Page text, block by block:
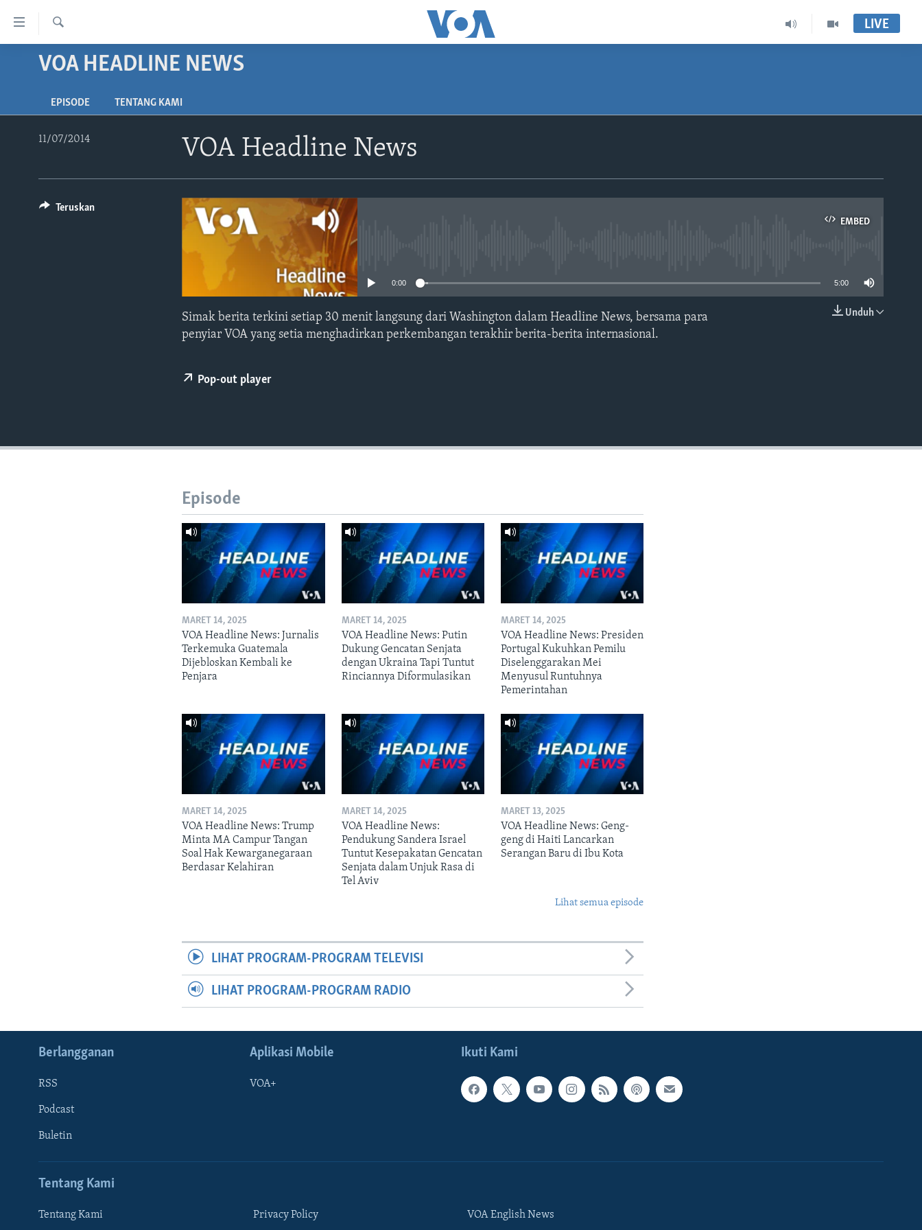
Akses
Konten
Navigasi
BERANDA
VIDEO
POLYGRAPH
LIVE
VOA HEADLINE NEWS
EPISODE TENTANG KAMI
VOA Headline News
11/07/2014
EMBED
0:00 5:00
Unduh
Simak berita terkini setiap 30 menit langsung dari Washington dalam Headline News, bersama para
penyiar VOA yang setia menghadirkan perkembangan terakhir berita-berita internasional.
Pop-out player
Teruskan
Episode
MARET 14, 2025
VOA Headline News: Jurnalis
Terkemuka Guatemala
Dijebloskan Kembali ke
Penjara
MARET 14, 2025
VOA Headline News: Putin
Dukung Gencatan Senjata
dengan Ukraina Tapi Tuntut
Rinciannya Diformulasikan
MARET 14, 2025
VOA Headline News: Presiden
Portugal Kukuhkan Pemilu
Diselenggarakan Mei
Menyusul Runtuhnya
Pemerintahan
MARET 14, 2025
VOA Headline News: Trump
Minta MA Campur Tangan
Soal Hak Kewarganegaraan
Berdasar Kelahiran
MARET 14, 2025
VOA Headline News:
Pendukung Sandera Israel
Tuntut Kesepakatan Gencatan
Senjata dalam Unjuk Rasa di
Tel Aviv
MARET 13, 2025
VOA Headline News: Geng-
geng di Haiti Lancarkan
Serangan Baru di Ibu Kota
Lihat semua episode
LIHAT PROGRAM-PROGRAM TELEVISI
LIHAT PROGRAM-PROGRAM RADIO
Ikuti Kami
Berlangganan
RSS
Podcast
Buletin
Aplikasi Mobile
VOA+
Tentang Kami
Tentang Kami Privacy Policy VOA English News